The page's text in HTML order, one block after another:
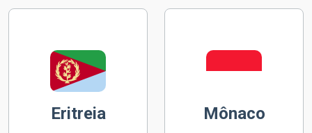
Eritreia Mônaco